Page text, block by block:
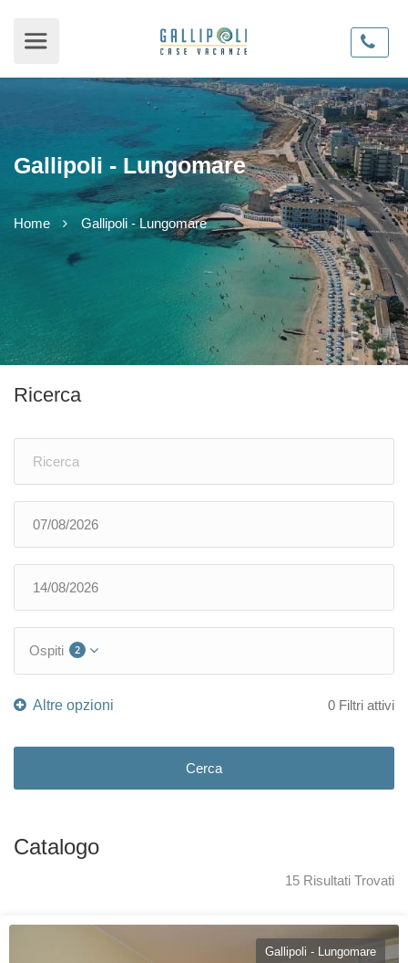
Gallipoli - Lungomare
Home Gallipoli - Lungomare
Ricerca
Ospiti 2
0 Filtri attivi
Cerca
Catalogo
15 Risultati Trovati
Gallipoli - Lungomare